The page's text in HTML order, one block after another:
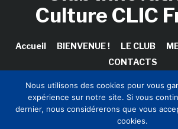
Culture CLIC
Accueil BIENVENUE ! LE CLUB
CONTACTS
Copyright © 2026 Club Innovation &
Sinapses Conseils
Nous utilisons des cookies pour vous
expérience sur notre site. Si vous
dernier, nous considérerons que vous
cookies.